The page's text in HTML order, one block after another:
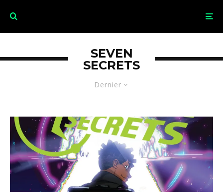
Dernier
SEVEN
SECRETS